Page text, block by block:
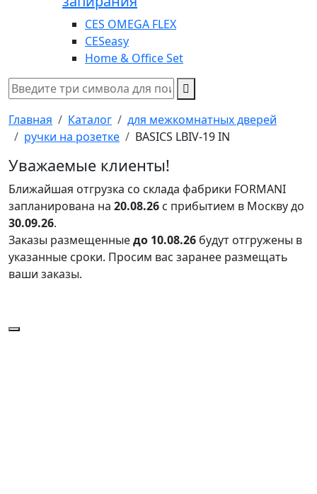
CES OMEGA FLEX
CESeasy
Home & Office Set
Главная Каталог
для межкомнатных дверей
ручки на розетке
BASICS LBIV-19 IN
Уважаемые клиенты!
Ближайшая отгрузка со склада фабрики FORMANI
запланирована на 20.08.26 с прибытием в Москву до
30.09.26.
Заказы размещенныедо 10.08.26 будут отгружены в
указанные сроки. Просим вас заранее размещать
ваши заказы.